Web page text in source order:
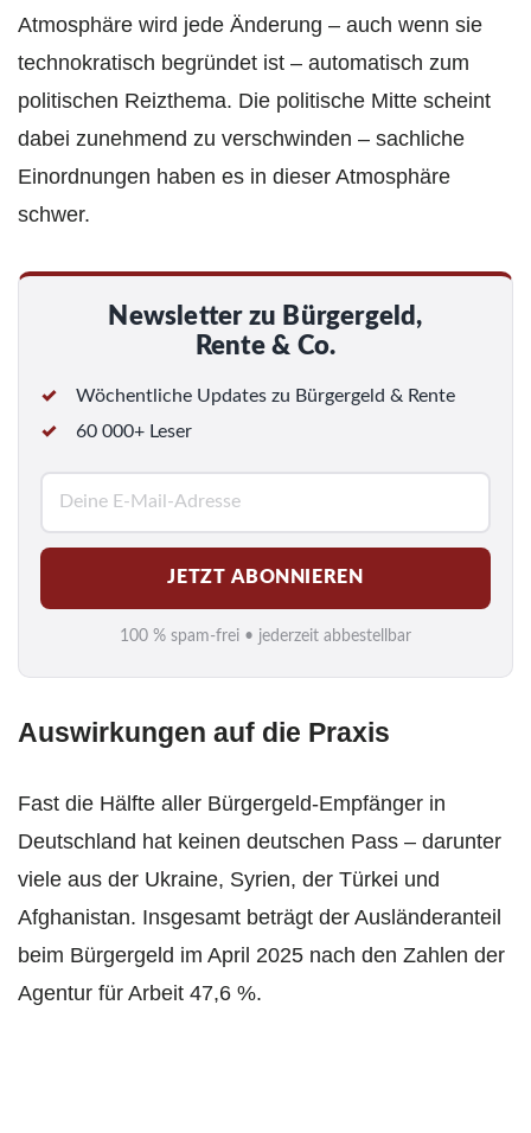
Atmosphäre wird jede Änderung – auch wenn sie
technokratisch begründet ist – automatisch zum
politischen Reizthema. Die politische Mitte scheint
dabei zunehmend zu verschwinden – sachliche
Einordnungen haben es in dieser Atmosphäre
schwer.
Newsletter zu Bürgergeld,
Rente & Co.
Wöchentliche Updates zu Bürgergeld & Rente
60 000+ Leser
M
a
i
l
*
JETZT ABONNIEREN
100 % spam-frei • jederzeit abbestellbar
Auswirkungen auf die Praxis
Fast die Hälfte aller Bürgergeld-Empfänger in
Deutschland hat keinen deutschen Pass – darunter
viele aus der Ukraine, Syrien, der Türkei und
Afghanistan. Insgesamt beträgt der Ausländeranteil
beim Bürgergeld im April 2025 nach den Zahlen der
Agentur für Arbeit 47,6 %.